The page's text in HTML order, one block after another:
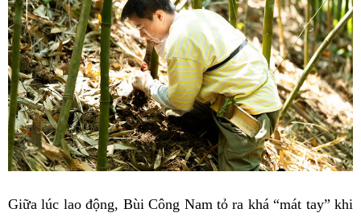
Giữa lúc lao động, Bùi Công Nam tỏ ra khá “mát tay” khi